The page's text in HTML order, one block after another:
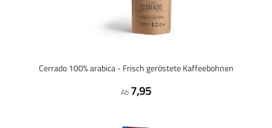
Cerrado 100% arabica - Frisch geröstete Kaffeebohnen
Ab 7,95